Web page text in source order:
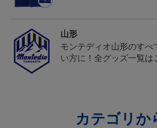
山形
モンテディオ山形のすべ
い方に！全グッズ一覧は
カテゴリか